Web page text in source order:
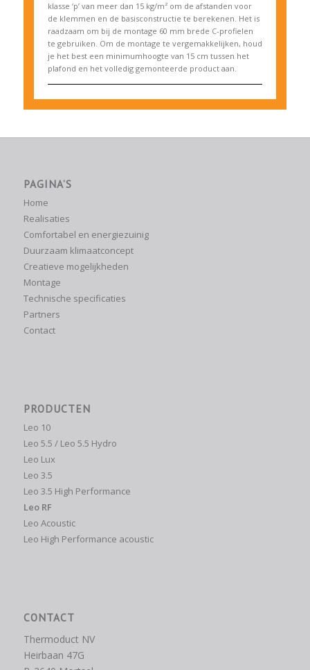
klasse ‘p’ van meer dan 15 kg/m² om de afstanden voor
de klemmen en de basisconstructie te berekenen. Het is
raadzaam om bij de montage 60 mm brede C-profielen
te gebruiken. Om de montage te vergemakkelijken, houd
je het best een minimumhoogte van 15 cm tussen het
plafond en het volledig gemonteerde product aan.
PAGINA’S
Home
Realisaties
Comfortabel en energiezuinig
Duurzaam klimaatconcept
Creatieve mogelijkheden
Montage
Technische specificaties
Partners
Contact
PRODUCTEN
Leo 10
Leo 5.5 / Leo 5.5 Hydro
Leo Lux
Leo 3.5
Leo 3.5 High Performance
Leo RF
Leo Acoustic
Leo High Performance acoustic
CONTACT
Thermoduct NV
Heirbaan 47G